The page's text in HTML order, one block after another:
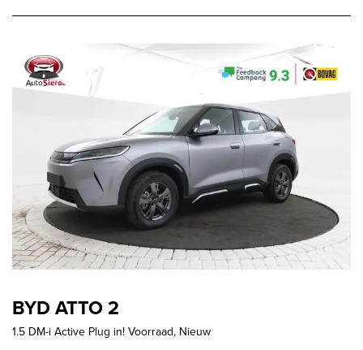
BYD ATTO 2
1.5 DM-i Active Plug in! Voorraad, Nieuw